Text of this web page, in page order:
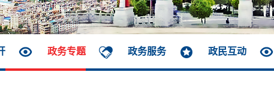
政务专题 政务服务 政民互动